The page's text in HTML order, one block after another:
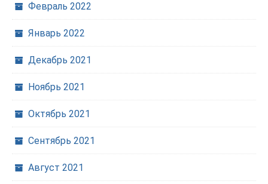
Февраль 2022
Январь 2022
Декабрь 2021
Ноябрь 2021
Октябрь 2021
Сентябрь 2021
Август 2021